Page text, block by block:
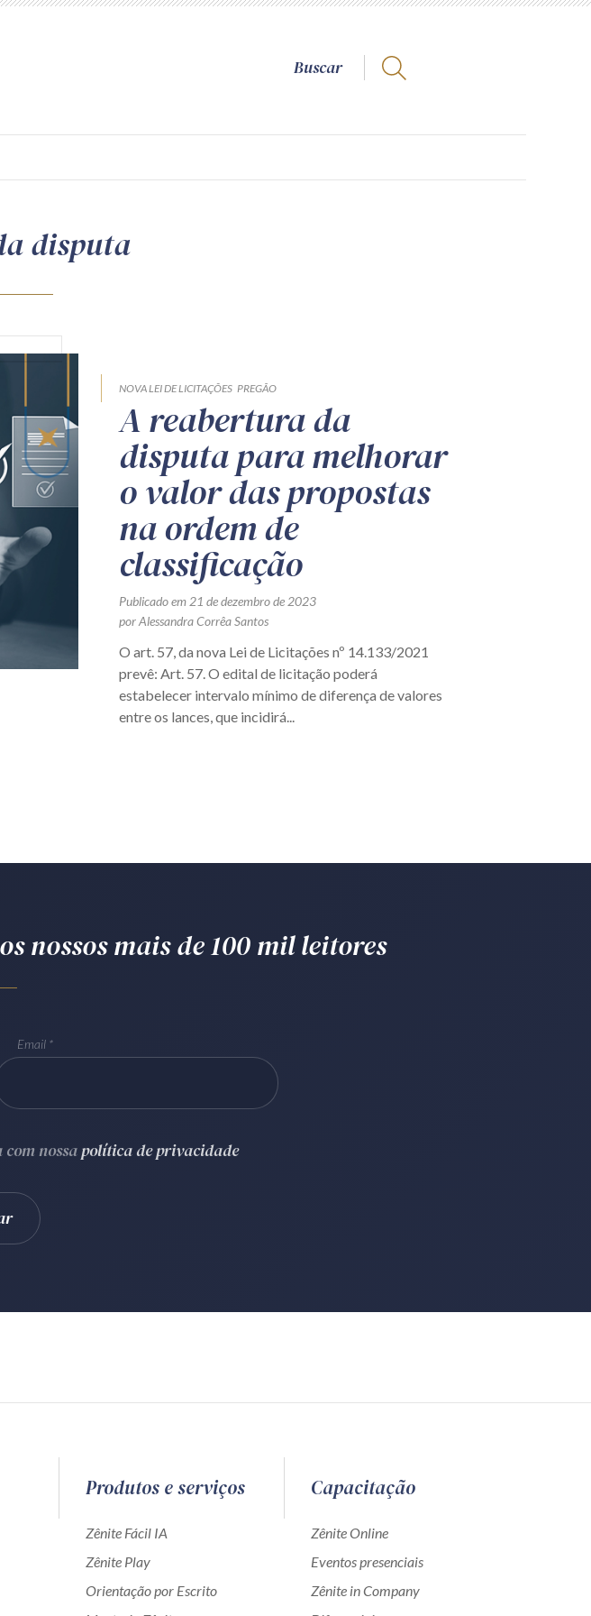
disputa
NOVA LEI DE LICITAÇÕES PREGÃO
A reabertura da
disputa para melhorar
o valor das propostas
na ordem de
classificação
Publicado em 21 de dezembro de 2023
por Alessandra Corrêa Santos
O art. 57, da nova Lei de Licitações nº 14.133/2021
prevê: Art. 57. O edital de licitação poderá
estabelecer intervalo mínimo de diferença de valores
entre os lances, que incidirá...
nossos mais de 100 mil leitores
Email
nossapolítica de privacidade
Produtos e serviços
Zênite Fácil IA
Zênite Play
Orientação por Escrito
Capacitação
Zênite Online
Eventos presenciais
Zênite in Company